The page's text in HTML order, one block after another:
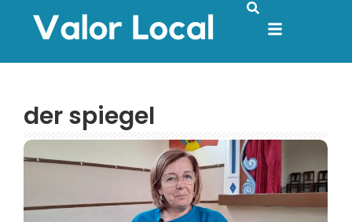
der spiegel